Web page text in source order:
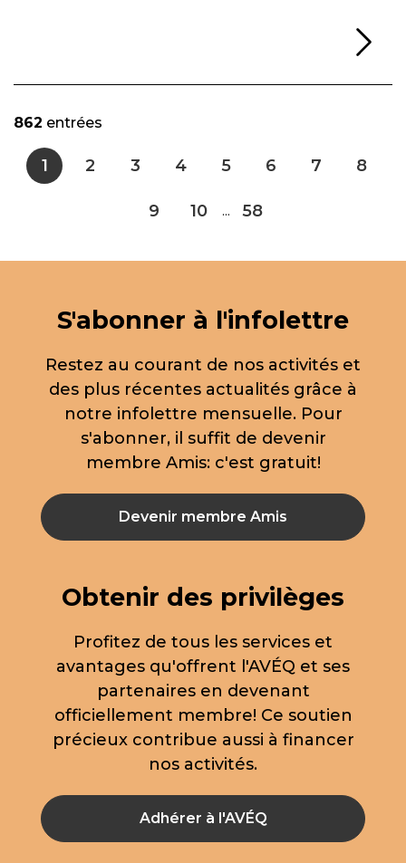
862 entrées
1 2 3 4 5 6 7 8
9 10 ... 58
S'abonner à l'infolettre
Restez au courant de nos activités et
des plus récentes actualités grâce à
notre infolettre mensuelle. Pour
s'abonner, il suffit de devenir
membre Amis: c'est gratuit!
Devenir membre Amis
Obtenir des privilèges
Profitez de tous les services et
avantages qu'offrent l'AVÉQ et ses
partenaires en devenant
officiellement membre! Ce soutien
précieux contribue aussi à financer
nos activités.
Adhérer à l'AVÉQ